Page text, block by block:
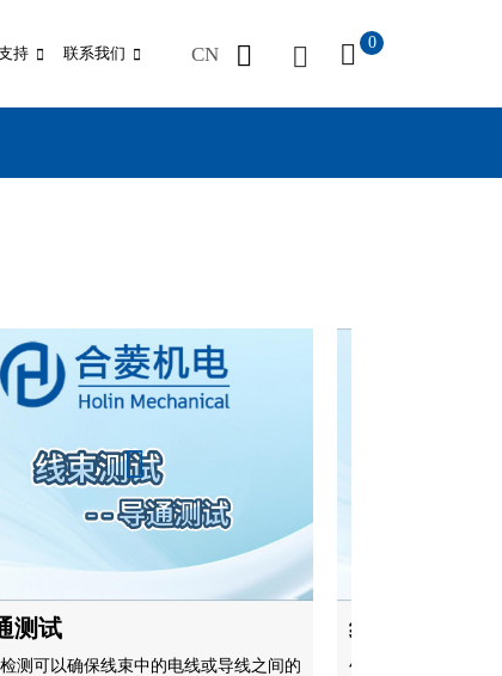
持 联系我们 CN
0
测试
测可以确保线束中的电线或导线之间的
线束检测--信
压/测试焊点检